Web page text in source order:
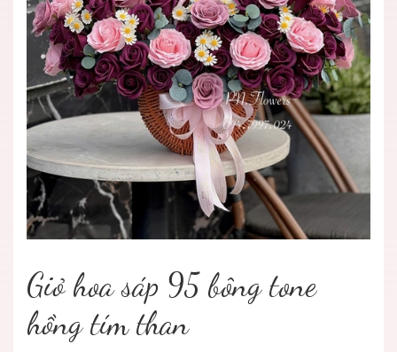
Giỏ hoa sáp 95 bông tone
hồng tím than